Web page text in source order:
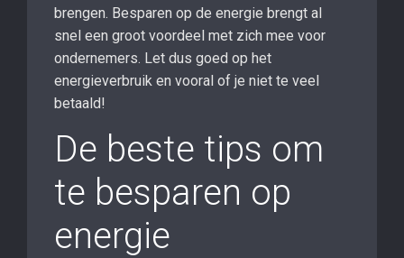
brengen. Besparen op de energie brengt al
snel een groot voordeel met zich mee voor
ondernemers. Let dus goed op het
energieverbruik en vooral of je niet te veel
betaald!
De beste tips om
te besparen op
energie